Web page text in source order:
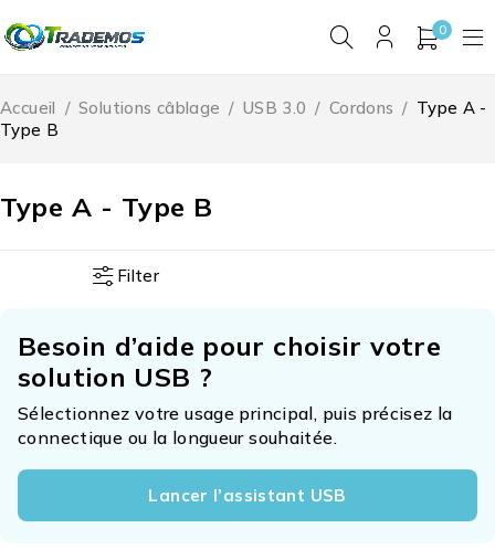
0
Type A - Type B
Accueil / Solutions câblage / USB 3.0 / Cordons / Type A -
Type B
Besoin d’aide pour choisir votre
solution USB ?
Sélectionnez votre usage principal, puis précisez la
connectique ou la longueur souhaitée.
Lancer l’assistant USB
Filter